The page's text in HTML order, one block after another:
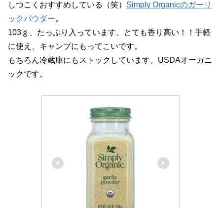
しつこくおすすめしている（笑） Simply Organicのガーリ
ックパウダー。
103ｇ、たっぷり入っています。とても香り高い！！手軽
に使え、キャンプにもってこいです。
もちろん冷蔵庫にもストックしています。USDAオーガニ
ックです。